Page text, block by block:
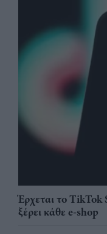
Έρχεται το TikTok
ξέρει κάθε e-shop